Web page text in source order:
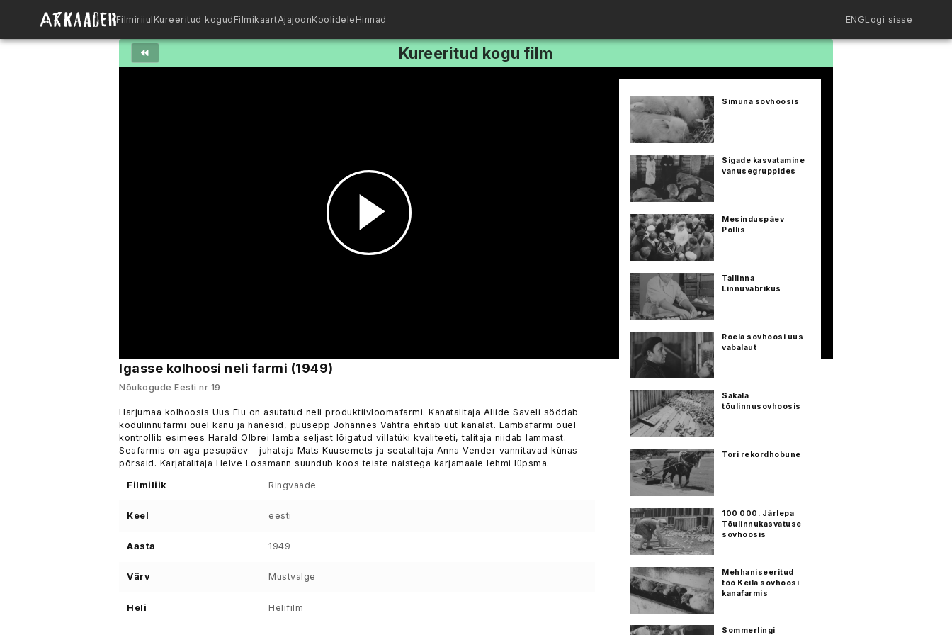
Filmiriiul Kureeritud kogud FilmikaartAjajoonKoolidele Hinnad ENGLogi sisse
Kureeritud kogu film
Esita
video
Igasse kolhoosi neli farmi (1949)
Nõukogude Eesti nr 19
Harjumaa kolhoosis Uus Elu on asutatud neli produktiivloomafarmi. Kanatalitaja Aliide Saveli söödab
kodulinnufarmi õuel kanu ja hanesid, puusepp Johannes Vahtra ehitab uut kanalat. Lambafarmi õuel
kontrollib esimees Harald Olbrei lamba seljast lõigatud villatüki kvaliteeti, talitaja niidab lammast.
Seafarmis on aga pesupäev - juhataja Mats Kuusemets ja seatalitaja Anna Vender vannitavad künas
põrsaid. Karjatalitaja Helve Lossmann suundub koos teiste naistega karjamaale lehmi lüpsma.
Filmiliik Ringvaade
Keel eesti
Aasta 1949
Värv Mustvalge
Heli Helifilm
Simuna sovhoosis
Sigade kasvatamine
vanusegruppides
Mesinduspäev
Pollis
Tallinna
Linnuvabrikus
Roela sovhoosi uus
vabalaut
Sakala
tõulinnusovhoosis
Tori rekordhobune
100 000. Järlepa
Tõulinnukasvatuse
sovhoosis
Mehhaniseeritud
töö Keila sovhoosi
kanafarmis
Sommerlingi